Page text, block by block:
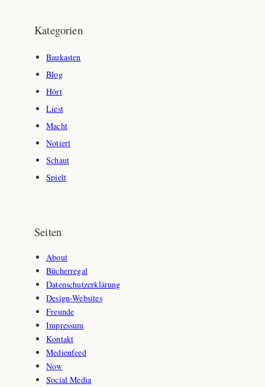
e
Kategorien
Baukasten
Blog
Hört
Liest
Macht
Notiert
Schaut
Spielt
Seiten
About
Bücherregal
Datenschutzerklärung
Design-Websites
Freunde
Impressum
Kontakt
Medienfeed
Now
Social Media